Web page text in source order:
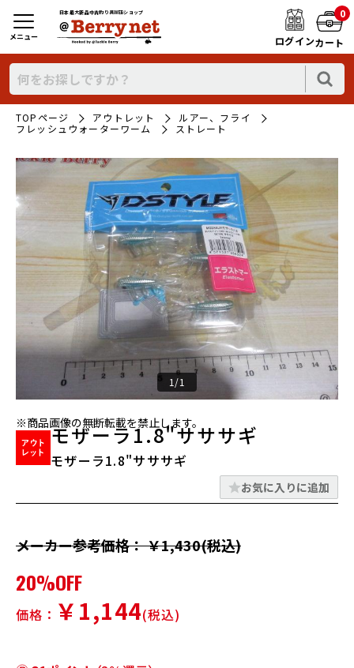
日本最大新品中古釣り具WEBショップ
ログイン
0
カート
メニュー
TOPページ アウトレット
ルアー、フライ
フレッシュウォーターワーム
ストレート
1/1
※商品画像の無断転載を禁止します。
モザーラ1.8"サササギ
モザーラ1.8"サササギ
お気に入りに追加
メーカー参考価格： ￥1,430(税込)
20%OFF
価格： ￥1,144(税込)